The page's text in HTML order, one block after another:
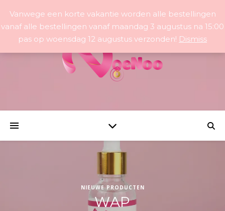
NIEUWE PRODUCTEN
WAP
Vanwege een korte vakantie worden alle bestellingen
vanaf alle bestellingen vanaf maandag 3 augustus na 15:00
pas op woensdag 12 augustus verzonden! Dismiss